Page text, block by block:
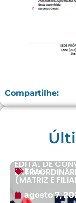
Compartilhe:
Editais
EDITAL DE
(MATRIZ E
agosto 7,